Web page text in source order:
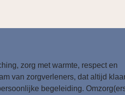
zorg met warmte, respect en
van zorgverleners, dat altijd
begeleiding.